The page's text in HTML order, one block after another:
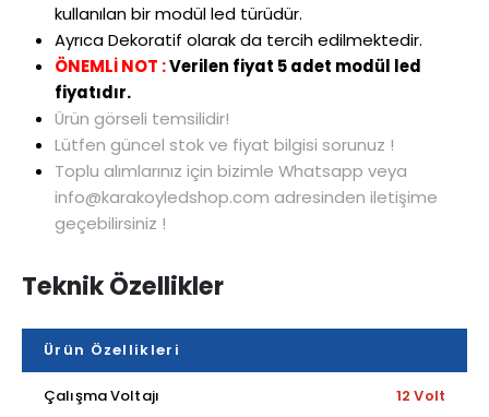
kullanılan bir modül led türüdür.
Ayrıca Dekoratif olarak da tercih edilmektedir.
ÖNEMLİ NOT :Verilen fiyat 5 adet modül led
fiyatıdır.
Ürün görseli temsilidir!
Lütfen güncel stok ve fiyat bilgisi sorunuz !
Toplu alımlarınız için bizimle Whatsapp veya
info@karakoyledshop.com adresinden iletişime
geçebilirsiniz !
Teknik Özellikler
Ürün Özellikleri
Çalışma Voltajı 12 Volt